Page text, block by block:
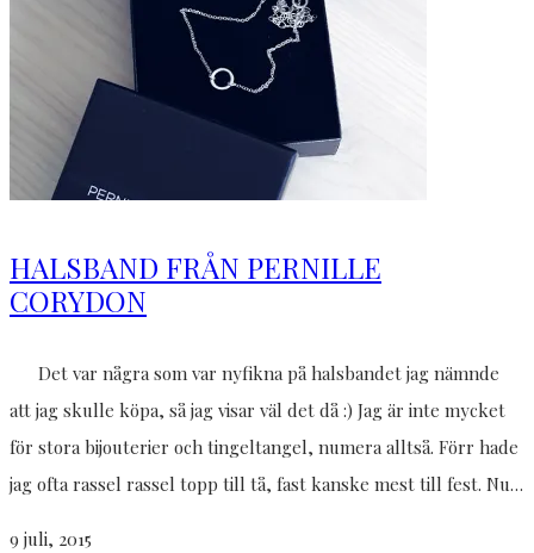
HALSBAND FRÅN PERNILLE
CORYDON
Det var några som var nyfikna på halsbandet jag nämnde
att jag skulle köpa, så jag visar väl det då :) Jag är inte mycket
för stora bijouterier och tingeltangel, numera alltså. Förr hade
jag ofta rassel rassel topp till tå, fast kanske mest till fest. Nu…
9 juli, 2015